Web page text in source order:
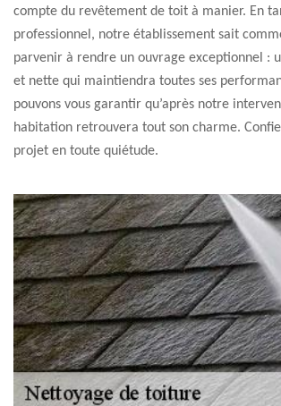
compte du revêtement de toit à manier. En
professionnel, notre établissement sait
parvenir à rendre un ouvrage exceptionnel :
et nette qui maintiendra toutes ses
pouvons vous garantir qu’après notre
habitation retrouvera tout son charme.
projet en toute quiétude.